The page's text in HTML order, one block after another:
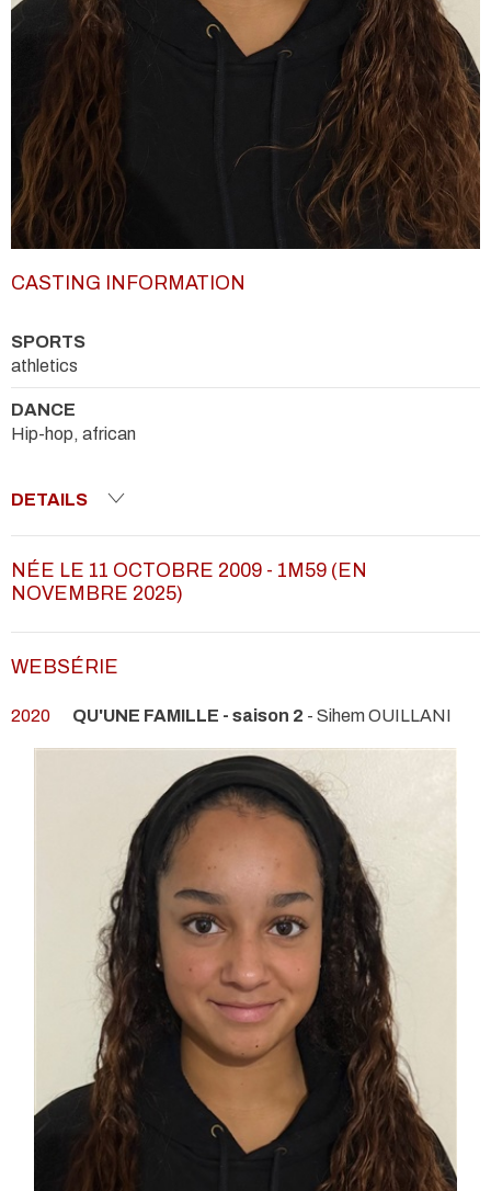
CASTING INFORMATION
SPORTS
athletics
DANCE
Hip-hop, african
DETAILS
NÉE LE 11 OCTOBRE 2009 - 1M59 (EN
NOVEMBRE 2025)
WEBSÉRIE
2020 QU'UNE FAMILLE - saison 2 - Sihem OUILLANI